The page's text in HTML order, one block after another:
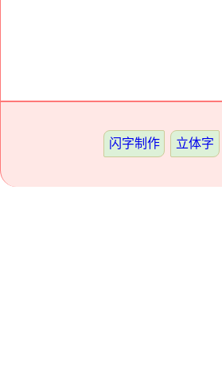
闪字制作 立体字